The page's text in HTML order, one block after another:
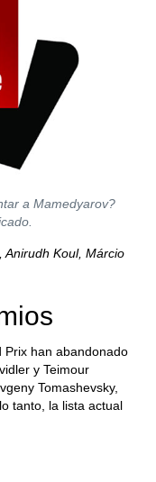
a Mamedyarov?
Anirudh Koul, Márcio
Prix han abandonado
y Teimour
Tomashevsky,
tanto, la lista actual